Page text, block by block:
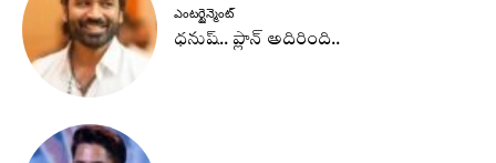
ఎంటర్టైన్మెంట్
ధనుష్‌.. ప్లాన్ అదిరింది..